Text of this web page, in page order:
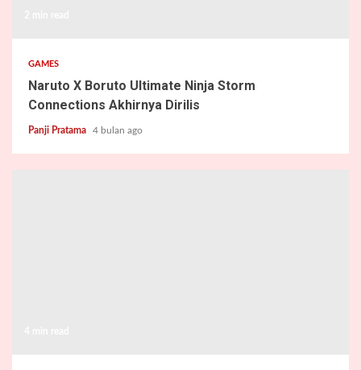
GAMES
Naruto X Boruto Ultimate Ninja Storm
Connections Akhirnya Dirilis
Panji Pratama 4 bulan ago